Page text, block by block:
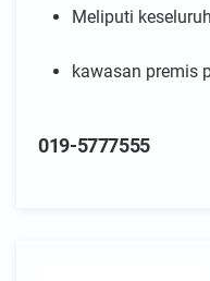
Meliputi
kawasan premis
019-5777555